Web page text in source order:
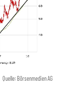
Quelle: Börsenmedien AG